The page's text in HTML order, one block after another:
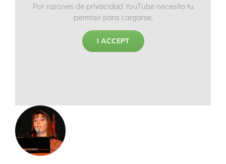
Por razones de privacidad YouTube necesita tu
permiso para cargarse.
I ACCEPT